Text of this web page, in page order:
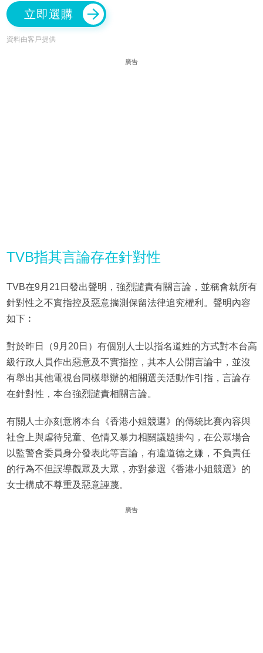
立即選購
資料由客戶提供
廣告
TVB指其言論存在針對性
TVB在9月21日發出聲明，強烈譴責有關言論，並稱會就所有
針對性之不實指控及惡意揣測保留法律追究權利。聲明內容
如下︰
對於昨日（9月20日）有個別人士以指名道姓的方式對本台高
級行政人員作出惡意及不實指控，其本人公開言論中，並沒
有舉出其他電視台同樣舉辦的相關選美活動作引指，言論存
在針對性，本台強烈譴責相關言論。
有關人士亦刻意將本台《香港小姐競選》的傳統比賽內容與
社會上與虐待兒童、色情又暴力相關議題掛勾，在公眾場合
以監警會委員身分發表此等言論，有違道德之嫌，不負責任
的行為不但誤導觀眾及大眾，亦對參選《香港小姐競選》的
女士構成不尊重及惡意誣蔑。
廣告